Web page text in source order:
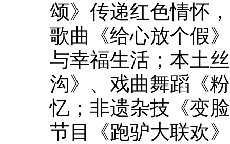
颂》传递红色情怀
歌曲《给心放个假
与幸福生活；本土
沟》、戏曲舞蹈《
忆；非遗杂技《变
节目《跑驴大联欢